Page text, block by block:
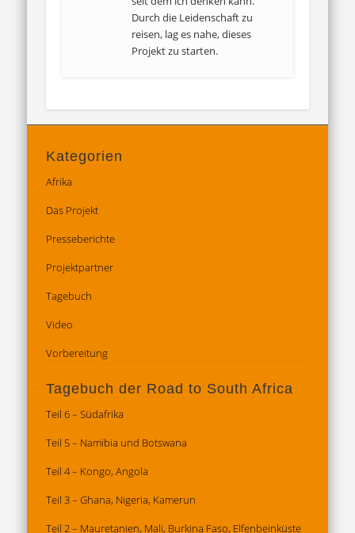
Durch die Leidenschaft zu
reisen, lag es nahe, dieses
Projekt zu starten.
Kategorien
Afrika
Das Projekt
Presseberichte
Projektpartner
Tagebuch
Video
Vorbereitung
Tagebuch der Road to South Africa
Teil 6 – Südafrika
Teil 5 – Namibia und Botswana
Teil 4 – Kongo, Angola
Teil 3 – Ghana, Nigeria, Kamerun
Teil 2 – Mauretanien, Mali, Burkina Faso, Elfenbeinküste